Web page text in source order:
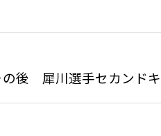
の後 犀川選手セカンド